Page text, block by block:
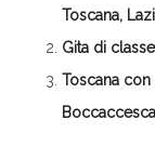
finestra)nuova
finestra)
Toscana,
Gita di
Toscana